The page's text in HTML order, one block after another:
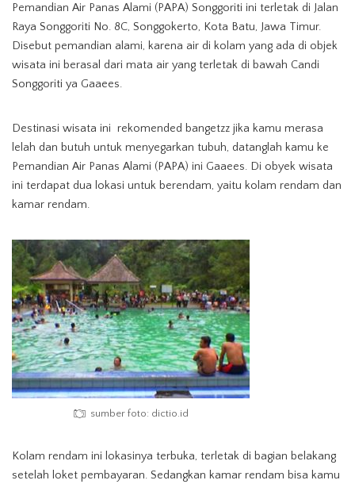
Pemandian Air Panas Alami (PAPA) Songgoriti ini terletak di Jalan
Raya Songgoriti No. 8C, Songgokerto, Kota Batu, Jawa Timur.
Disebut pemandian alami, karena air di kolam yang ada di objek
wisata ini berasal dari mata air yang terletak di bawah Candi
Songgoriti ya Gaaees.
Destinasi wisata ini rekomended bangetzz jika kamu merasa
lelah dan butuh untuk menyegarkan tubuh, datanglah kamu ke
Pemandian Air Panas Alami (PAPA) ini Gaaees. Di obyek wisata
ini terdapat dua lokasi untuk berendam, yaitu kolam rendam dan
kamar rendam.
sumber foto: dictio.id
Kolam rendam ini lokasinya terbuka, terletak di bagian belakang
setelah loket pembayaran. Sedangkan kamar rendam bisa kamu